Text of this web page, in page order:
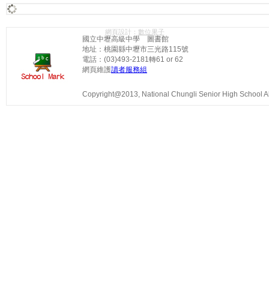
國立中壢高級中學 圖書館
地址：桃園縣中壢市三光路115號
電話：(03)493-2181轉61 or 62
網頁維護讀者服務組
Copyright@2013, National Chungli Senior High School
網頁設計： 數位果子